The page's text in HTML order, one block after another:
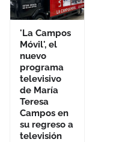
'La Campos
Móvil', el
nuevo
programa
televisivo
de María
Teresa
Campos en
su regreso a
televisión